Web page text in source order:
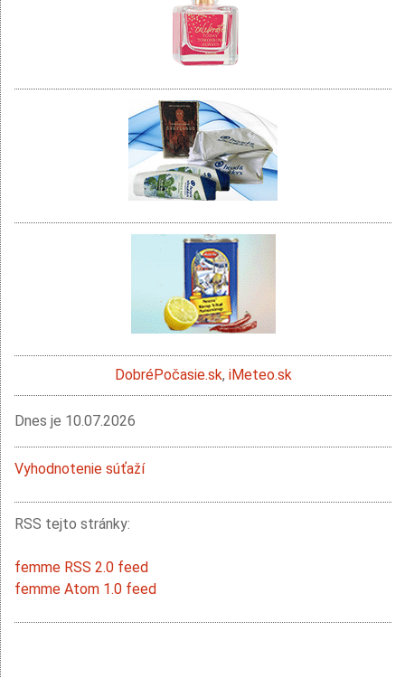
DobréPočasie.sk, iMeteo.sk
Dnes je 10.07.2026
Vyhodnotenie súťaží
RSS tejto stránky:
femme RSS 2.0 feed
femme Atom 1.0 feed